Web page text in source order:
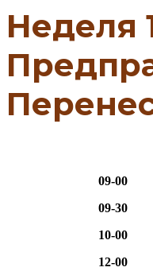
Неделя
09-00
09-30
10-00
12-00